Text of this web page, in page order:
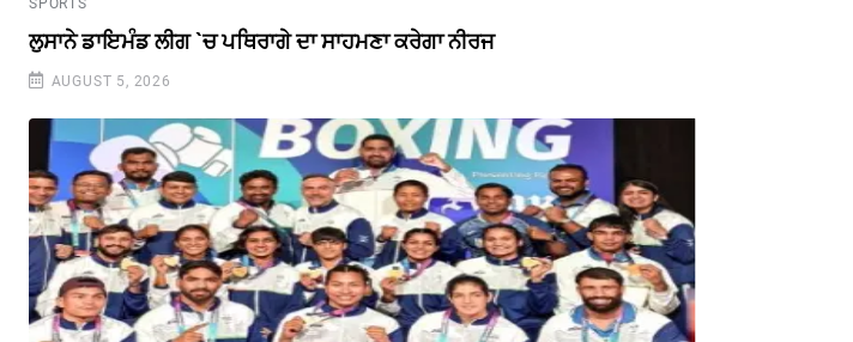
ਲੁਸਾਨੇ ਡਾਇਮੰਡ ਲੀਗ `ਚ ਪਥਿਰਾਗੇ ਦਾ ਸਾਹਮਣਾ ਕਰੇਗਾ ਨੀਰਜ
AUGUST 5, 2026